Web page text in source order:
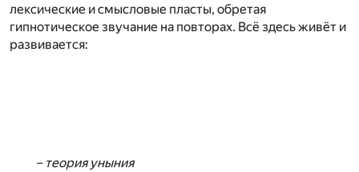
лексические и смысловые пласты, обретая
гипнотическое звучание на повторах. Всё здесь живёт и
развивается:
– теория уныния